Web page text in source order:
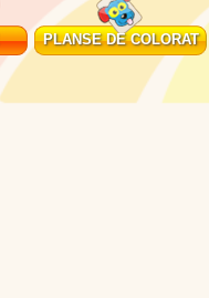
PLANSE DE COLORAT